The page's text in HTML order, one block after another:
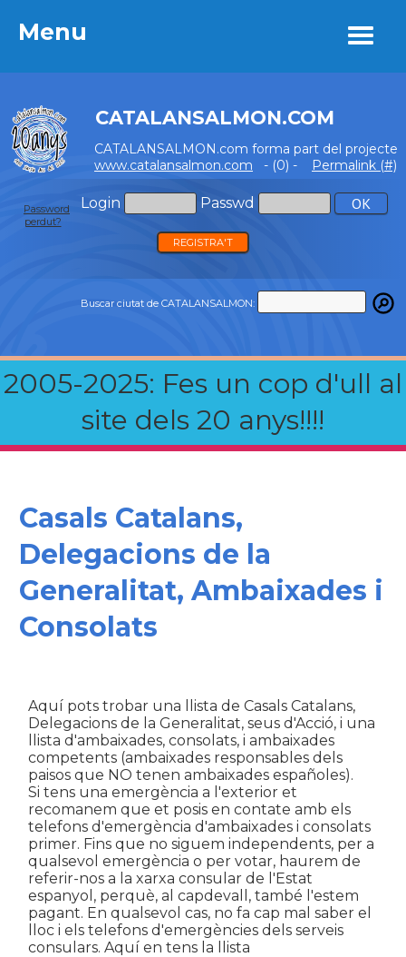
Menu
CATALANSALMON.COM
CATALANSALMON.com forma part del projecte
www.catalansalmon.com - (0) - Permalink (#)
Login Passwd
Password
perdut?
REGISTRA'T
Buscar ciutat de CATALANSALMON:
2005-2025: Fes un cop d'ull al
site dels 20 anys!!!!
Menu
Casals Catalans,
Delegacions de la
Generalitat, Ambaixades i
Consolats
Aquí pots trobar una llista de Casals Catalans,
Delegacions de la Generalitat, seus d'Acció, i una
llista d'ambaixades, consolats, i ambaixades
competents (ambaixades responsables dels
paisos que NO tenen ambaixades españoles).
Si tens una emergència a l'exterior et
recomanem que et posis en contate amb els
telefons d'emergència d'ambaixades i consolats
primer. Fins que no siguem independents, per a
qualsevol emergència o per votar, haurem de
referir-nos a la xarxa consular de l'Estat
espanyol, perquè, al capdevall, també l'estem
pagant. En qualsevol cas, no fa cap mal saber el
lloc i els telefons d'emergències dels serveis
consulars. Aquí en tens la llista